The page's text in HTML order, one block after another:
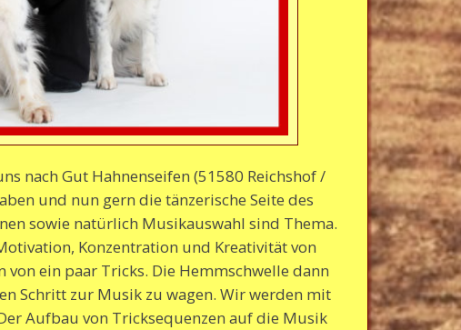
nach Gut Hahnenseifen (51580 Reichshof /
und nun gern die tänzerische Seite des
sowie natürlich Musikauswahl sind Thema.
Konzentration und Kreativität von
ein paar Tricks. Die Hemmschwelle dann
Schritt zur Musik zu wagen. Wir werden mit
Aufbau von Tricksequenzen auf die Musik